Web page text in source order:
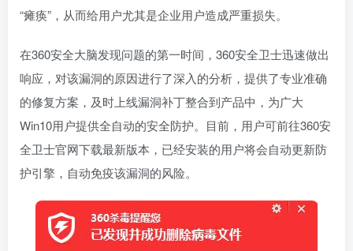
“瘫痪”，从而给用户尤其是企业用户造成严重损失。
在360安全大脑发现问题的第一时间，360安全卫士迅速做出
响应，对该漏洞的原因进行了深入的分析，提供了专业准确
的修复方案，及时上线漏洞补丁整合到产品中，为广大
Win10用户提供全自动的安全防护。目前，用户可前往360安
全卫士官网下载最新版本，已经安装的用户将会自动更新防
护引擎，自动免疫该漏洞的风险。